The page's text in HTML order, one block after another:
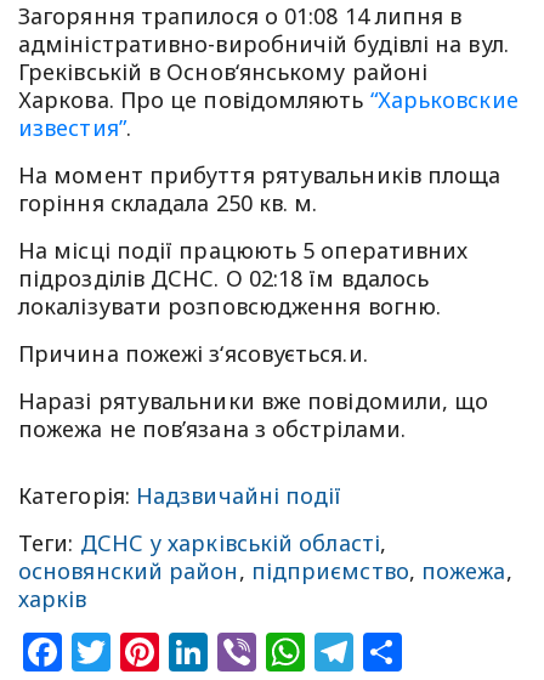
Загоряння трапилося о 01:08 14 липня в
адміністративно-виробничій будівлі на вул.
Греківській в Основ‘янському районі
Харкова. Про це повідомляють “Харьковские
известия”.
На момент прибуття рятувальників площа
горіння складала 250 кв. м.
На місці події працюють 5 оперативних
підрозділів ДСНС. О 02:18 їм вдалось
локалізувати розповсюдження вогню.
Причина пожежі з‘ясовується.и.
Наразі рятувальники вже повідомили, що
пожежа не пов’язана з обстрілами.
Категорія: Надзвичайні події
Теги: ДСНС у харківській області,
основянский район, підприємство, пожежа,
харків
Facebook
Twitter
Pinterest
LinkedIn
ViberWhatsApp
Telegram